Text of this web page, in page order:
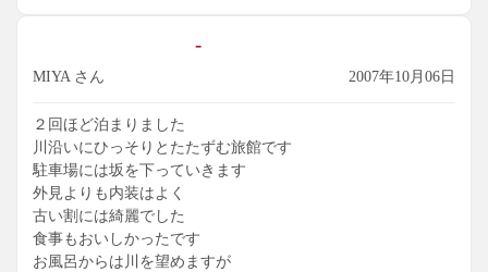
-
MIYA さん 2007年10月06日
２回ほど泊まりました
川沿いにひっそりとたたずむ旅館です
駐車場には坂を下っていきます
外見よりも内装はよく
古い割には綺麗でした
食事もおいしかったです
お風呂からは川を望めますが